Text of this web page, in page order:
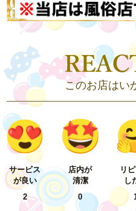
このお店はい
サービス
が良い
2
店内が
清潔
0
リ
し